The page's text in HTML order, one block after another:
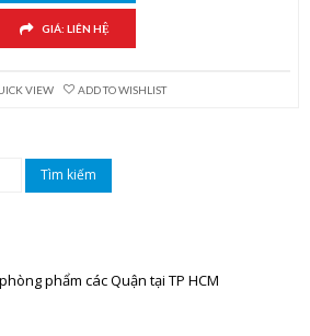
GIÁ: LIÊN HỆ
VIEW ADD TO WISHLIST
phẩm các Quận tại TP HCM